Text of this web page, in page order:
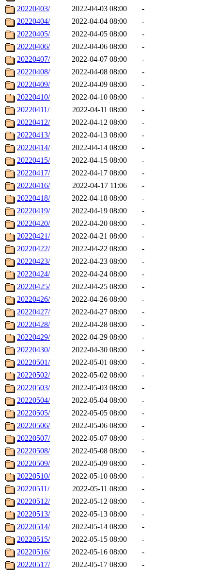
20220403/
2022-04-03 08:00
-
20220404/
2022-04-04 08:00
-
20220405/
2022-04-05 08:00
-
20220406/
2022-04-06 08:00
-
20220407/
2022-04-07 08:00
-
20220408/
2022-04-08 08:00
-
20220409/
2022-04-09 08:00
-
20220410/
2022-04-10 08:00
-
20220411/
2022-04-11 08:00
-
20220412/
2022-04-12 08:00
-
20220413/
2022-04-13 08:00
-
20220414/
2022-04-14 08:00
-
20220415/
2022-04-15 08:00
-
20220417/
2022-04-17 08:00
-
20220416/
2022-04-17 11:06
-
20220418/
2022-04-18 08:00
-
20220419/
2022-04-19 08:00
-
20220420/
2022-04-20 08:00
-
20220421/
2022-04-21 08:00
-
20220422/
2022-04-22 08:00
-
20220423/
2022-04-23 08:00
-
20220424/
2022-04-24 08:00
-
20220425/
2022-04-25 08:00
-
20220426/
2022-04-26 08:00
-
20220427/
2022-04-27 08:00
-
20220428/
2022-04-28 08:00
-
20220429/
2022-04-29 08:00
-
20220430/
2022-04-30 08:00
-
20220501/
2022-05-01 08:00
-
20220502/
2022-05-02 08:00
-
20220503/
2022-05-03 08:00
-
20220504/
2022-05-04 08:00
-
20220505/
2022-05-05 08:00
-
20220506/
2022-05-06 08:00
-
20220507/
2022-05-07 08:00
-
20220508/
2022-05-08 08:00
-
20220509/
2022-05-09 08:00
-
20220510/
2022-05-10 08:00
-
20220511/
2022-05-11 08:00
-
20220512/
2022-05-12 08:00
-
20220513/
2022-05-13 08:00
-
20220514/
2022-05-14 08:00
-
20220515/
2022-05-15 08:00
-
20220516/
2022-05-16 08:00
-
20220517/
2022-05-17 08:00
-